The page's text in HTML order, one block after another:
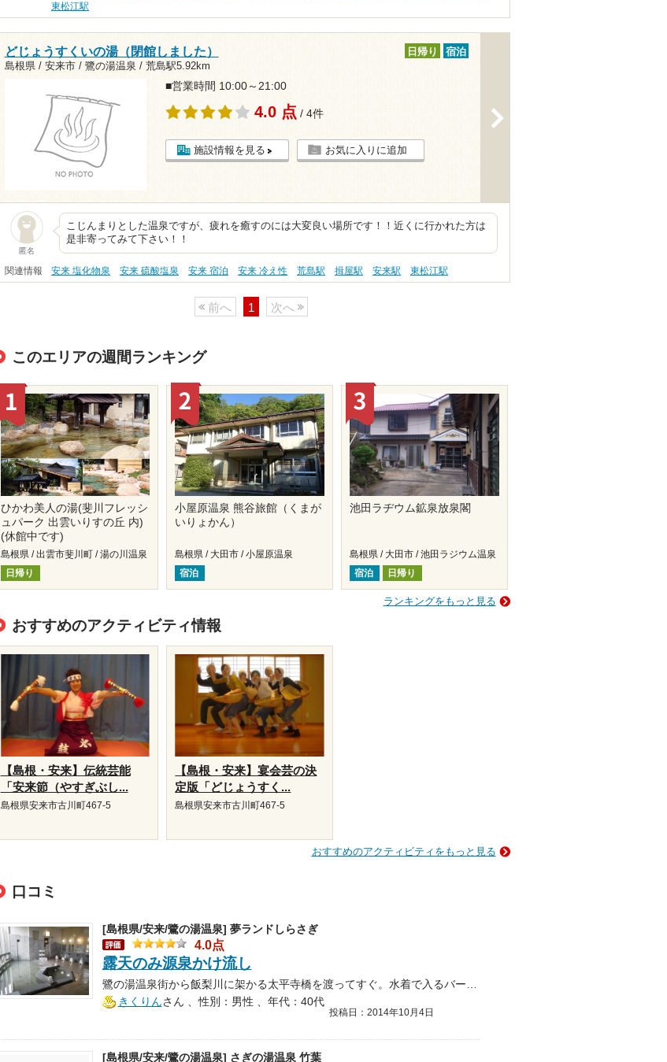
東松江駅
どじょうすくいの湯（閉館しました）
島根県 / 安来市 / 鷺の湯温泉 / 荒島駅5.92km
日帰り 宿泊
■営業時間 10:00～21:00
4.0 点 / 4件
施設情報を見る お気に入りに追加
匿名
こじんまりとした温泉ですが、疲れを癒すのには大変良い場所です！！近くに行かれた方は
是非寄ってみて下さい！！
関連情報 安来 塩化物泉 安来 硫酸塩泉 安来 宿泊 安来 冷え性 荒島駅 揖屋駅 安来駅 東松江駅
前へ 1 次へ
このエリアの週間ランキング
ひかわ美人の湯(斐川フレッシ
ュパーク 出雲いりすの丘 内)
(休館中です)
島根県 / 出雲市斐川町 / 湯の川温泉
日帰り
小屋原温泉 熊谷旅館（くまが
いりょかん）
島根県 / 大田市 / 小屋原温泉
宿泊
池田ラヂウム鉱泉放泉閣
島根県 / 大田市 / 池田ラジウム温泉
宿泊
日帰り
ランキングをもっと見る
おすすめのアクティビティ情報
【島根・安来】伝統芸能
「安来節（やすぎぶし...
島根県安来市古川町467-5
【島根・安来】宴会芸の決
定版「どじょうすく...
島根県安来市古川町467-5
おすすめのアクティビティをもっと見る
口コミ
[島根県/安来/鷺の湯温泉] 夢ランドしらさぎ
4.0点
露天のみ源泉かけ流し
鷺の湯温泉街から飯梨川に架かる太平寺橋を渡ってすぐ。水着で入るバーデスパやレストラン、宿泊施設を備えた健康増進施設。およそ7年ぶりに、温泉博士の特典でタダで(通常は入浴…
きくりん さん 、性別：男性 、年代：40代
投稿日：2014年10月4日
[島根県/安来/鷺の湯温泉] さぎの湯温泉 竹葉